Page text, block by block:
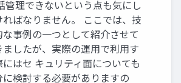
管理できないという点も気にし
ればなりません。 ここでは、技
な事例の一つとして紹介させて
ましたが、実際の運用で利用す
にはセ キュリティ面についても
に検討する必要がありますの